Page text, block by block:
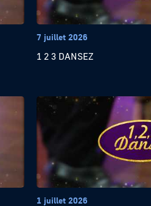
7 juillet 2026
1 2 3 DANSEZ
1 juillet 2026